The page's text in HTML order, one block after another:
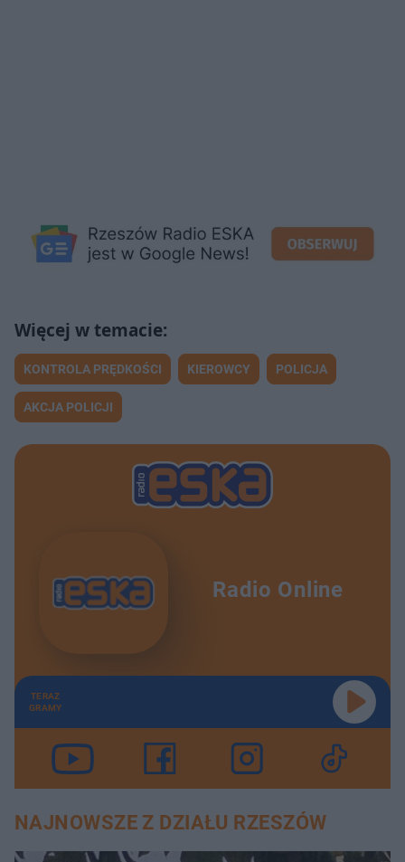
KONTROLA PRĘDKOŚCI KIEROWCY POLICJA
AKCJA POLICJI
Radio Online
TERAZ
GRAMY
NAJNOWSZE Z DZIAŁU RZESZÓW